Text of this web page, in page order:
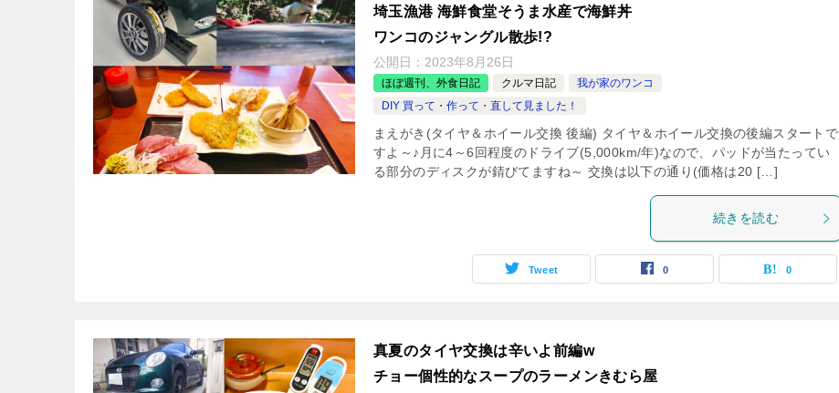
埼玉漁港 海鮮食堂そうま水産で海鮮丼
ワンコのジャングル散歩!?
公開日： 2023年8月26日
ほぼ週刊、外食日記 クルマ日記
我が家のワンコ
DIY 買って・作って・直して見ました！
まえがき(タイヤ＆ホイール交換 後編) タイヤ＆ホイール交換の後編スタートで
すよ～♪月に4～6回程度のドライブ(5,000km/年)なので、パッドが当たってい
る部分のディスクが錆びてますね～ 交換は以下の通り(価格は20 […]
続きを読む
Tweet 0 0
真夏のタイヤ交換は辛いよ前編w
チョー個性的なスープのラーメンきむら屋